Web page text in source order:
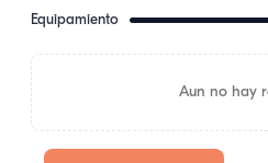
Equipamiento
Aun no hay